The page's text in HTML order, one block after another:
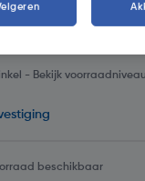
btw € 16,90 €
- Bekijk
beschikbaar